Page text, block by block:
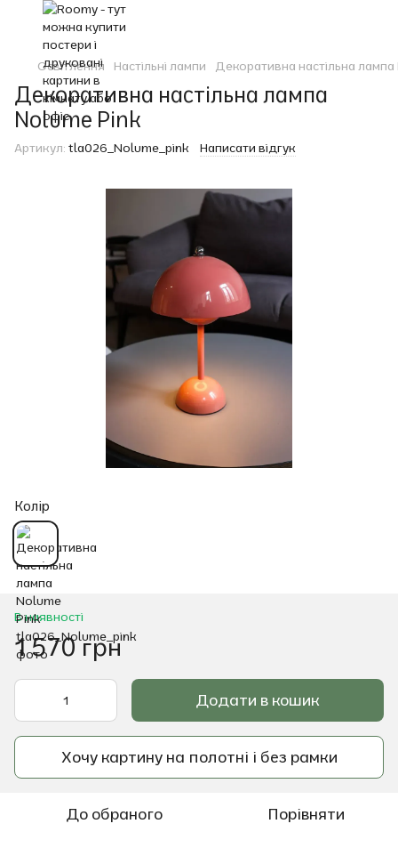
Освітлення Настільні лампи Декоративна настільна
Декоративна настільна лампа
Nolume Pink
Артикул: tla026_Nolume_pink Написати відгук
Колір
В наявності
1 570 грн
Додати в кошик
Хочу картину на полотні і без рамки
До обраного Порівняти